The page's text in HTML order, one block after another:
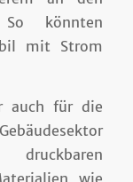
könnten
mit Strom
auch für die